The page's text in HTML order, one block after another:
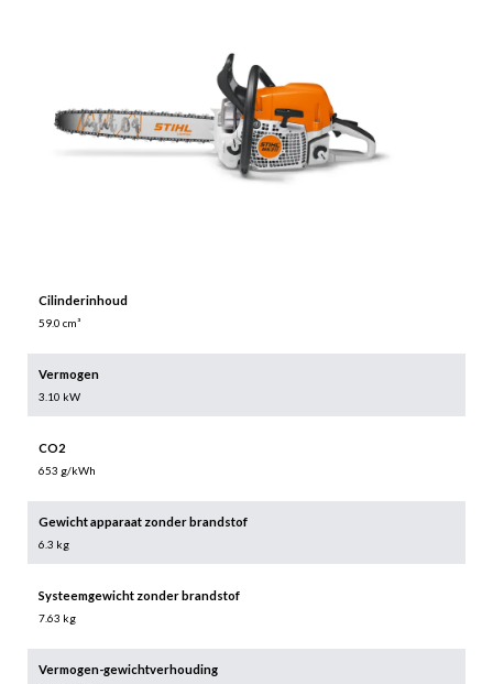
Cilinderinhoud
59.0 cm³
Vermogen
3.10 kW
CO2
653 g/kWh
Gewicht apparaat zonder brandstof
6.3 kg
Systeemgewicht zonder brandstof
7.63 kg
Vermogen-gewichtverhouding